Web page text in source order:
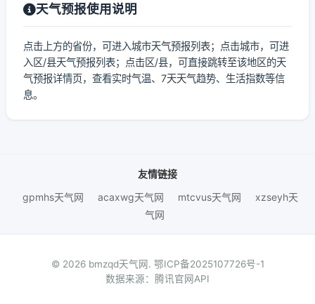
天气预报使用说明
点击上方的省份，可进入城市天气预报列表；点击城市，可进
入区/县天气预报列表；点击区/县，可直接跳转至该地区的天
气预报详情页，查看实时气温、7天天气趋势、生活指数等信
息。
友情链接
gpmhs天气网
acaxwg天气网 mtcvus天气网
xzseyh天
气网
© 2026 bmzqd天气网. 鄂ICP备2025107726号-1
数据来源：腾讯官网API